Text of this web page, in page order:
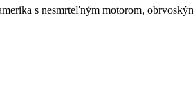
s nesmrteľným motorom,